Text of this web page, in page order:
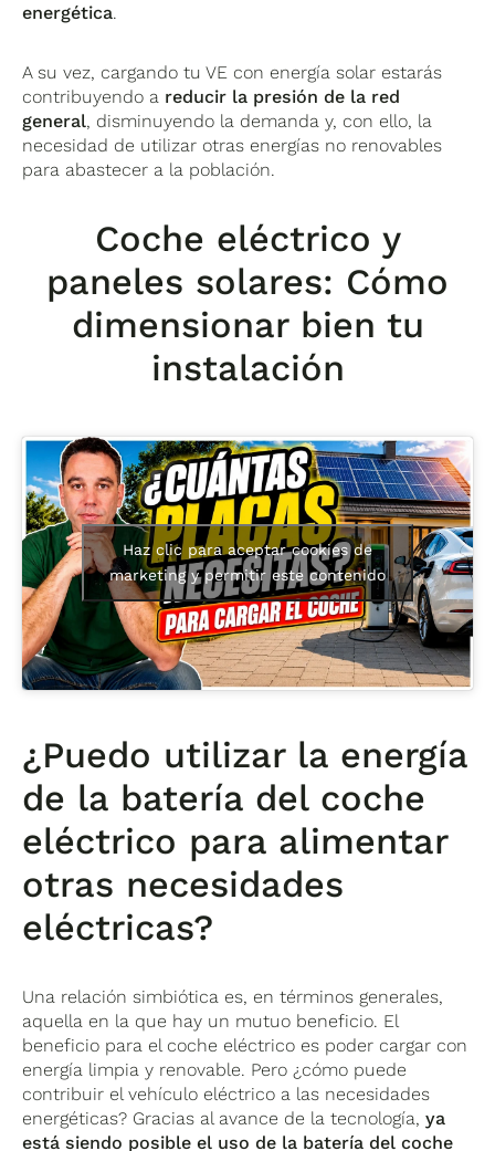
energética.
A su vez, cargando tu VE con energía solar estarás
contribuyendo a reducir la presión de la red
general, disminuyendo la demanda y, con ello, la
necesidad de utilizar otras energías no renovables
para abastecer a la población.
Coche eléctrico y
paneles solares: Cómo
dimensionar bien tu
instalación
Haz clic para aceptar cookies de
marketing y permitir este contenido
¿Puedo utilizar la energía
de la batería del coche
eléctrico para alimentar
otras necesidades
eléctricas?
Una relación simbiótica es, en términos generales,
aquella en la que hay un mutuo beneficio. El
beneficio para el coche eléctrico es poder cargar con
energía limpia y renovable. Pero ¿cómo puede
contribuir el vehículo eléctrico a las necesidades
energéticas? Gracias al avance de la tecnología,ya
está siendo posible el uso de la batería del coche